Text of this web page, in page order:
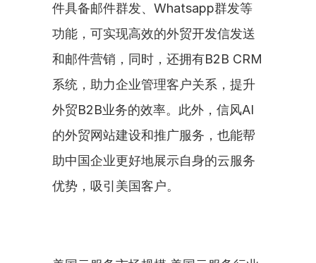
件具备邮件群发、Whatsapp群发等
功能，可实现高效的外贸开发信发送
和邮件营销，同时，还拥有B2B CRM
系统，助力企业管理客户关系，提升
外贸B2B业务的效率。此外，信风AI
的外贸网站建设和推广服务，也能帮
助中国企业更好地展示自身的云服务
优势，吸引美国客户。